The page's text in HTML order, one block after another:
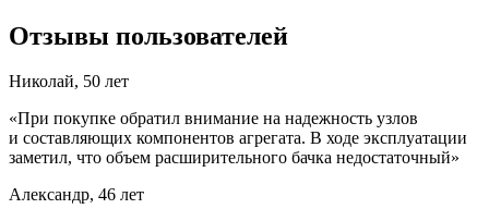
Отзывы пользователей
Николай, 50 лет
«При покупке обратил внимание на надежность узлов
и составляющих компонентов агрегата. В ходе эксплуатации
заметил, что объем расширительного бачка недостаточный»
Александр, 46 лет